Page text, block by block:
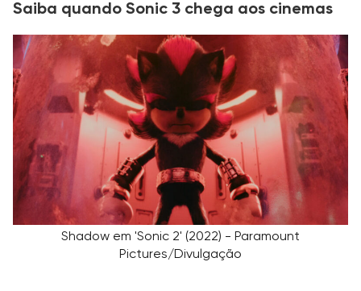
Saiba quando Sonic 3 chega aos cinemas
Shadow em 'Sonic 2' (2022) - Paramount
Pictures/Divulgação